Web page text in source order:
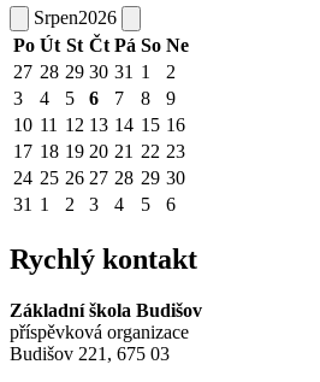
Srpen2026
Po Út St Čt Pá So Ne
27 28 29 30 31 1
2
3
4 5 6 7 8
9
10 11 12 13 14 15 16
17 18 19 20 21 22 23
24 25 26 27 28 29 30
31 1 2 3 4 5 6
Rychlý kontakt
Základní škola Budišov
příspěvková organizace
Budišov 221, 675 03